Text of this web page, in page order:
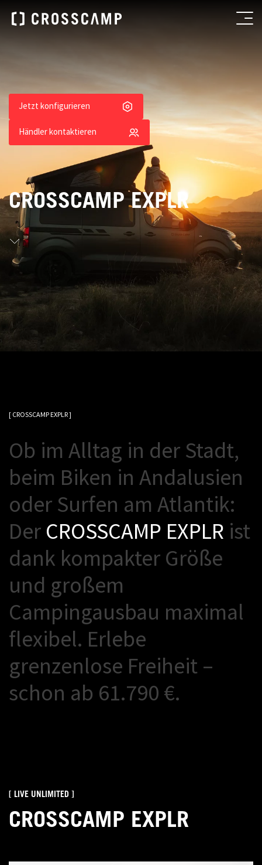
CROSSCAMP EXPLR
Jetzt konfigurieren
Händler kontaktieren
[ CROSSCAMP EXPLR ]
Ob im Alltag in der Stadt,
beim Biken in Andalusien
oder Surfen am Atlantik:
Der CROSSCAMP EXPLR ist
dank kompakter Größe
und großem
Campingausbau maximal
flexibel. Erlebe
grenzenlose Freiheit –
schon ab 61.790 €.
[ LIVE UNLIMITED ]
CROSSCAMP EXPLR